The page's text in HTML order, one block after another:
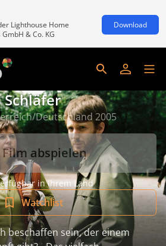
Lighthouse Home
& Co. KG
Download
Schläfer
Deutschland 2005
Film abspielen
in Ihrem Land
Watchlist
beschaffen sein, der einem